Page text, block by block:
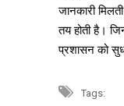
जानकारी
तय होती है।
प्रशासन को
Tags: